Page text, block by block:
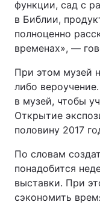
функции, сад с
в Библии,
полноценно
временах», —
При этом музей
либо
в музей, чтобы
Открытие
половину 2017
По словам
понадобится
выставки. При
сэкономить